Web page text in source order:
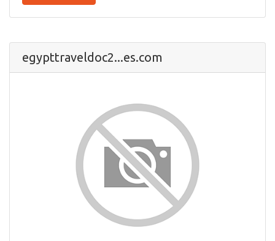
egypttraveldoc2...es.com